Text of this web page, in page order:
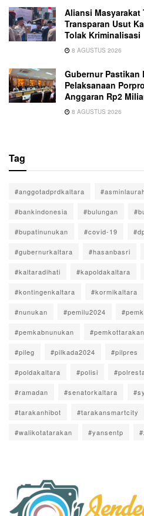
Aliansi Masyarakat
Transparan Usut
Tolak Kriminalisasi
8 AGUSTUS 2026
Gubernur Pastikan
Pelaksanaan
Anggaran Rp2
8 AGUSTUS 2026
Tag
#anggotadprdkaltara
#bankindonesia #bulungan
#bupatinunukan #covid-19
#gubernurkaltara #hasanbasri
#kaltaradihati #kapoldakaltara
#kontingenkaltara #kormikaltara
#nunukan #pemilu2024
#pemkabnunukan #pemkottarakan
#pileg #pilkada2024 #pilpres
#poldakaltara #polisi
#ramadan #senatorkaltara
#tarakanhibot #tarakansmartcity
#walikotatarakan #yansentp